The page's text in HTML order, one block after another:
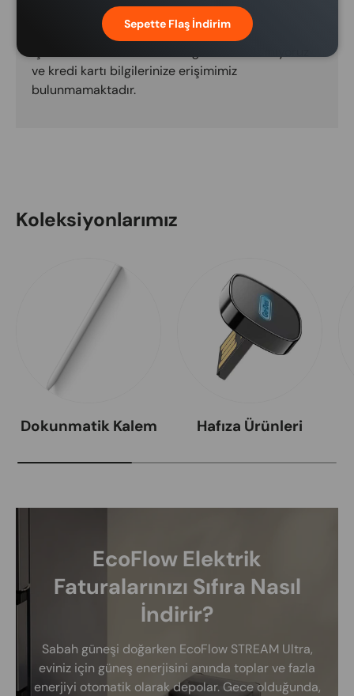
Ödeme bilgileriniz güvenli bir şekilde
ve kredi kartı bilgilerinize erişimimiz
bulunmamaktadır.
Koleksiyonlarımız
Dokunmatik Kalem Hafıza Ürünleri
EcoFlow Elektrik
Faturalarınızı Sıfıra Nasıl
İndirir?
Sabah güneşi doğarken EcoFlow STREAM Ultra,
eviniz için güneş enerjisini anında toplar ve fazla
enerjiyi otomatik olarak depolar. Gece olduğunda,
Sepette Flaş İndirim